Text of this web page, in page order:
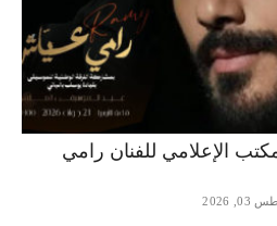
الإعلامي للفنان رامي
2026